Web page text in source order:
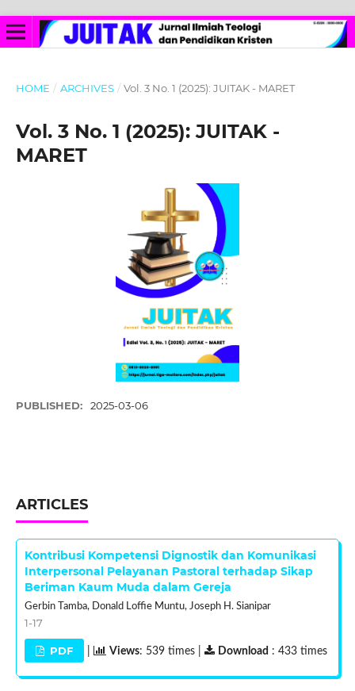
HOME / ARCHIVES / Vol. 3 No. 1 (2025): JUITAK - MARET
Vol. 3 No. 1 (2025): JUITAK -
MARET
PUBLISHED: 2025-03-06
ARTICLES
Kontribusi Kompetensi Dignostik dan Komunikasi
Interpersonal Pelayanan Pastoral terhadap Sikap
Beriman Kaum Muda dalam Gereja
Gerbin Tamba, Donald Loffie Muntu, Joseph H. Sianipar
1-17
PDF Views: 539 times | Download : 433 times